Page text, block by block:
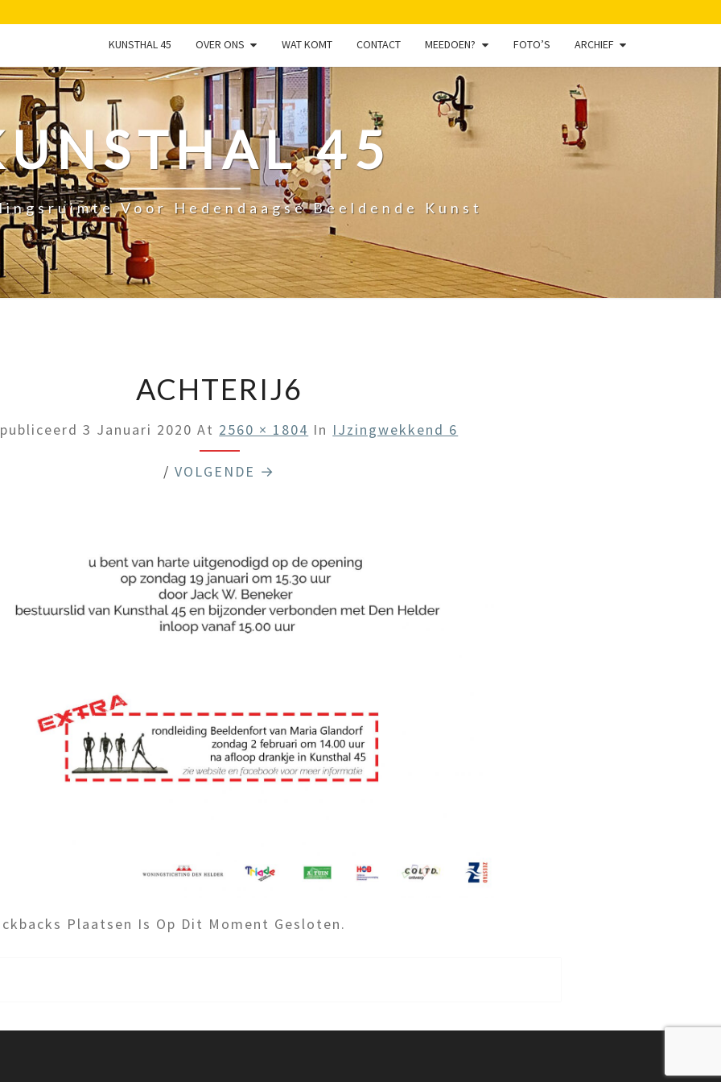
KUNSTHAL 45 OVER ONS WAT KOMT CONTACT MEEDOEN? FOTO’S ARCHIEF
45
Voor Hedendaagse Beeldende Kunst
ACHTERIJ6
3 Januari 2020 At 2560 × 1804 In IJzingwekkend 6
/VOLGENDE →
Plaatsen Is Op Dit Moment Gesloten.